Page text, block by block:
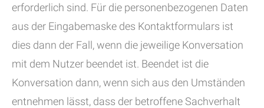
erforderlich sind. Für die personenbezogenen Daten
aus der Eingabemaske des Kontaktformulars ist
dies dann der Fall, wenn die jeweilige Konversation
mit dem Nutzer beendet ist. Beendet ist die
Konversation dann, wenn sich aus den Umständen
entnehmen lässt, dass der betroffene Sachverhalt